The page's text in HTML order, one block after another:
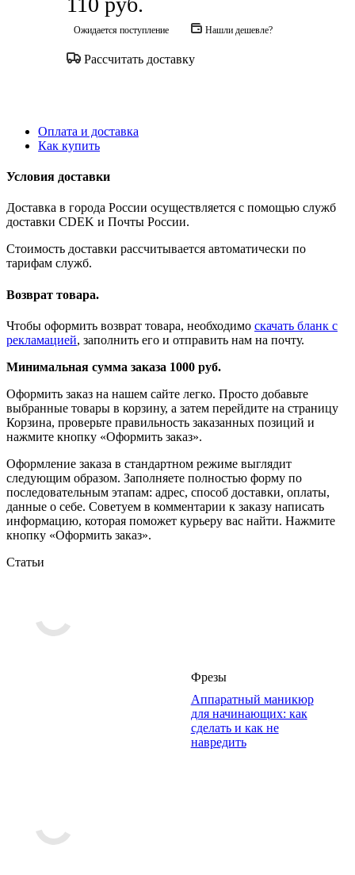
Ожидается поступление Нашли дешевле?
Рассчитать доставку
Оплата и доставка
Как купить
Условия доставки
Доставка в города России осуществляется с помощью служб
доставки CDEK и Почты России.
Стоимость доставки рассчитывается автоматически по
тарифам служб.
Возврат товара.
Чтобы оформить возврат товара, необходимо скачать бланк с
рекламацией, заполнить его и отправить нам на почту.
Минимальная сумма заказа 1000 руб.
Оформить заказ на нашем сайте легко. Просто добавьте
выбранные товары в корзину, а затем перейдите на страницу
Корзина, проверьте правильность заказанных позиций и
нажмите кнопку «Оформить заказ».
Оформление заказа в стандартном режиме выглядит
следующим образом. Заполняете полностью форму по
последовательным этапам: адрес, способ доставки, оплаты,
данные о себе. Советуем в комментарии к заказу написать
информацию, которая поможет курьеру вас найти. Нажмите
кнопку «Оформить заказ».
Статьи
Фрезы
Аппаратный маникюр
для начинающих: как
сделать и как не
навредить